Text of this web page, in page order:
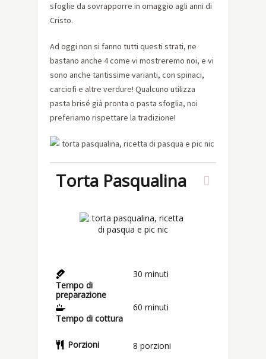
sfoglie da sovrapporre in omaggio agli anni di
Cristo.
Ad oggi non si fanno tutti questi strati, ne
bastano anche 4 come vi mostreremo noi, e vi
sono anche tantissime varianti, con spinaci,
carciofi e altre verdure! Qualcuno utilizza
pasta brisé già pronta o pasta sfoglia, noi
preferiamo rispettare la tradizione!
Torta Pasqualina
Tempo di
preparazione
30 minuti
Tempo di cottura
60 minuti
Porzioni 8 porzioni